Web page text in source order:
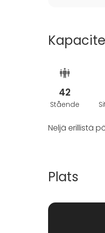
42
Stående
Neljä erillistä
Plats